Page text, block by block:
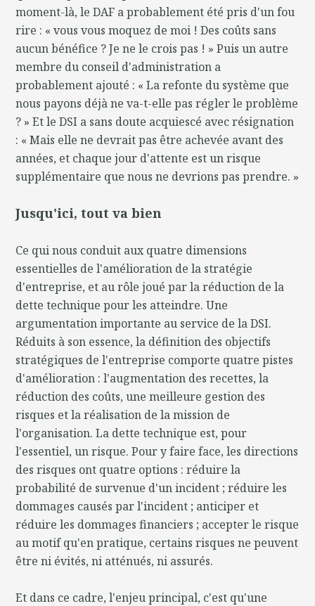
moment-là, le DAF a probablement été pris d'un fou
rire : « vous vous moquez de moi ! Des coûts sans
aucun bénéfice ? Je ne le crois pas ! » Puis un autre
membre du conseil d'administration a
probablement ajouté : « La refonte du système que
nous payons déjà ne va-t-elle pas régler le problème
? » Et le DSI a sans doute acquiescé avec résignation
: « Mais elle ne devrait pas être achevée avant des
années, et chaque jour d'attente est un risque
supplémentaire que nous ne devrions pas prendre. »
Jusqu'ici, tout va bien
Ce qui nous conduit aux quatre dimensions
essentielles de l'amélioration de la stratégie
d'entreprise, et au rôle joué par la réduction de la
dette technique pour les atteindre. Une
argumentation importante au service de la DSI.
Réduits à son essence, la définition des objectifs
stratégiques de l'entreprise comporte quatre pistes
d'amélioration : l'augmentation des recettes, la
réduction des coûts, une meilleure gestion des
risques et la réalisation de la mission de
l'organisation. La dette technique est, pour
l'essentiel, un risque. Pour y faire face, les directions
des risques ont quatre options : réduire la
probabilité de survenue d'un incident ; réduire les
dommages causés par l'incident ; anticiper et
réduire les dommages financiers ; accepter le risque
au motif qu'en pratique, certains risques ne peuvent
être ni évités, ni atténués, ni assurés.
Et dans ce cadre, l'enjeu principal, c'est qu'une